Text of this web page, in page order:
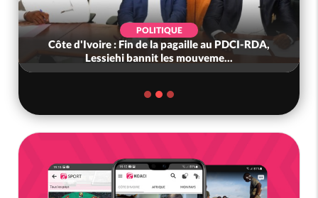
POLITIQUE
Côte d'Ivoire : Fin de la pagaille au PDCI-RDA,
Lessiehi bannit les mouveme...